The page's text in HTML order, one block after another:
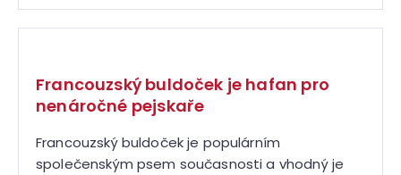
Francouzský buldoček je hafan pro
nenáročné pejskaře
Francouzský buldoček je populárním
společenským psem současnosti a vhodný je